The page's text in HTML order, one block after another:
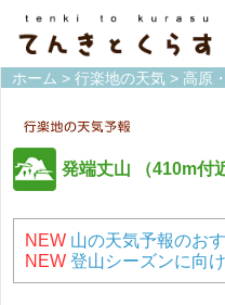
ホーム > 行楽地の天気 > 高原
発端丈山 （410m付
NEW 山の天気予報のお
NEW 登山シーズンに向